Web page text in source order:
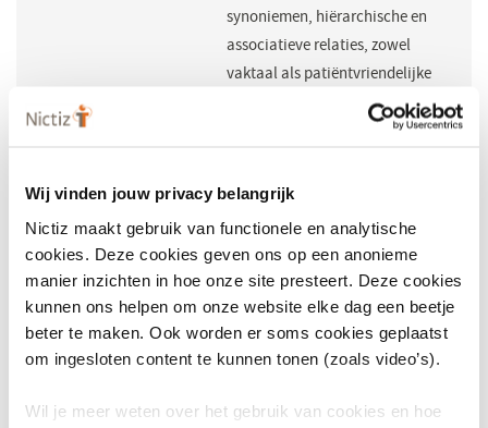
Wij vinden jouw privacy belangrijk
Nictiz maakt gebruik van functionele en analytische
cookies. Deze cookies geven ons op een anonieme
manier inzichten in hoe onze site presteert. Deze cookies
kunnen ons helpen om onze website elke dag een beetje
beter te maken. Ook worden er soms cookies geplaatst
om ingesloten content te kunnen tonen (zoals video’s).
Wil je meer weten over het gebruik van cookies en hoe
synoniemen, hiërarchische en
associatieve relaties, zowel
vaktaal als patiëntvriendelijke
nieuw
venster)
Licentie nodig Nee
Jaar van uitgave 1991
Businessmodel
Stimulansz is een stichting, geen
winstoogmerk. Kosten moeten
gedekt worden met licentie-
inkomsten en inkomsten uit